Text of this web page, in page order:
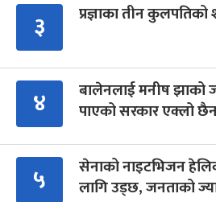
३ प्रज्ञाका तीन
४
बालेनलाई मनीष झाको
पाएको सरकार एक्लो
५
सेनाको नाइटभिजन
लागि उड्छ, जनताको